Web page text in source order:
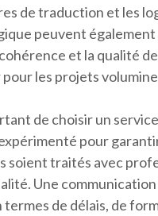
de traduction et les
peuvent
et la qualité
les projets
de choisir un
pour
soient traités avec
Une communication
termes de délais, de